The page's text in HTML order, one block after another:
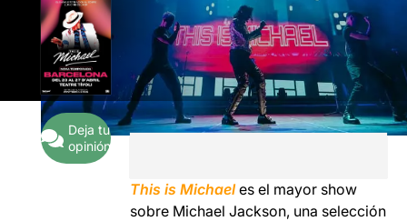
Deja tu
opinión
This is Michaeles el mayor show
sobre Michael Jackson, una selección